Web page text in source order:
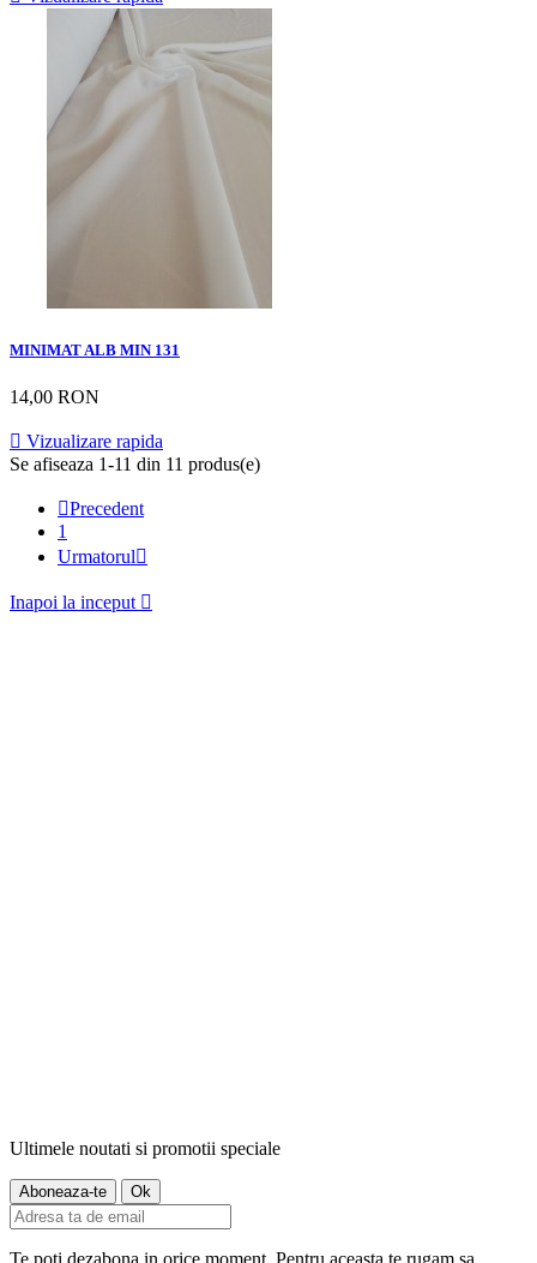
MINIMAT ALB MIN 131
14,00 RON
 Vizualizare rapida
Se afiseaza 1-11 din 11 produs(e)
Precedent
1
Urmatorul
Inapoi la inceput 
Ultimele noutati si promotii speciale
Te poti dezabona in orice moment. Pentru aceasta te rugam sa